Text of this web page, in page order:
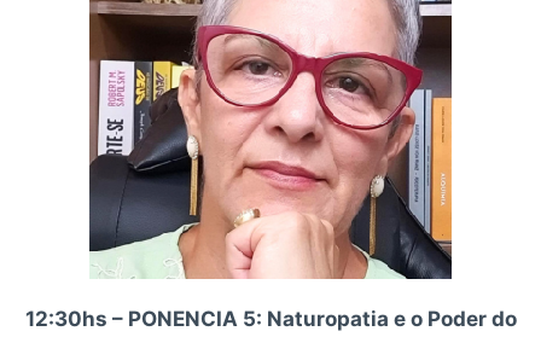
12:30hs – PONENCIA 5: Naturopatia e o Poder do